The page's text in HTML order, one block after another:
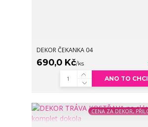
DEKOR ČEKANKA 04
690,0 Kč/ks
ANO TO CHCI
CENA ZA DEKOR,